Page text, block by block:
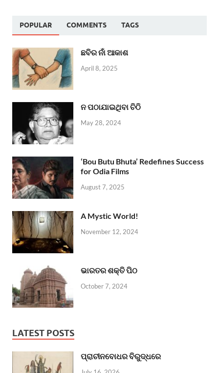
POPULAR COMMENTS TAGS
ଛବିର ନାଁ ଆକାଶ
April 8, 2025
ନ ପଠାଯାଇଥିବା ଚିଠି
May 28, 2024
‘Bou Butu Bhuta’ Redefines Success
for Odia Films
August 7, 2025
A Mystic World!
November 12, 2024
ଭାରତର ଶକ୍ତି ପିଠ
October 7, 2024
LATEST POSTS
ପ୍ରାଚୀନବୋଧର ବିରୁଦ୍ଧରେ